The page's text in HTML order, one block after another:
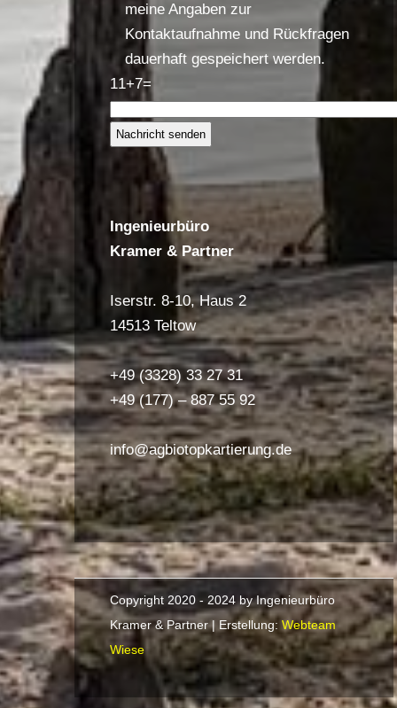
meine Angaben zur
Kontaktaufnahme und Rückfragen
dauerhaft gespeichert werden.
11+7=
Bitte lasse dieses Feld leer.
Ingenieurbüro
Kramer & Partner
Iserstr. 8-10, Haus 2
14513 Teltow
+49 (3328) 33 27 31
+49 (177) – 887 55 92
info@agbiotopkartierung.de
Copyright 2020 - 2024 by Ingenieurbüro
Kramer & Partner | Erstellung: Webteam
Wiese